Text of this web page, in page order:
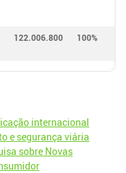
122.006.800 100%
internacional
e segurança viária
sobre Novas